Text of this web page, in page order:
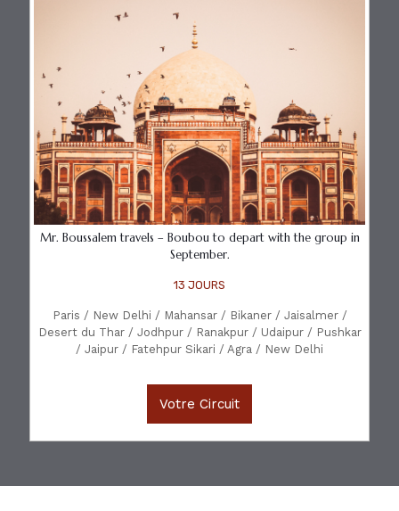
Mr. Boussalem travels – Boubou to depart with the group in
September.
13 JOURS
Paris / New Delhi / Mahansar / Bikaner / Jaisalmer /
Desert du Thar / Jodhpur / Ranakpur / Udaipur / Pushkar
/ Jaipur / Fatehpur Sikari / Agra / New Delhi
Votre Circuit